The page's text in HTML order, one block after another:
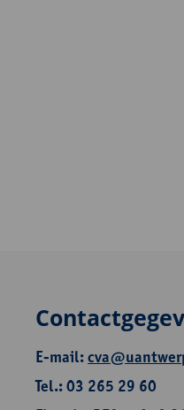
E-mail:
Tel.: 03 265 29 60